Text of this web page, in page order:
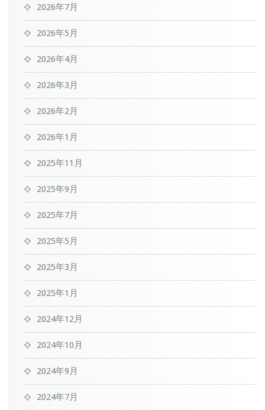
2026年7月
2026年5月
2026年4月
2026年3月
2026年2月
2026年1月
2025年11月
2025年9月
2025年7月
2025年5月
2025年3月
2025年1月
2024年12月
2024年10月
2024年9月
2024年7月